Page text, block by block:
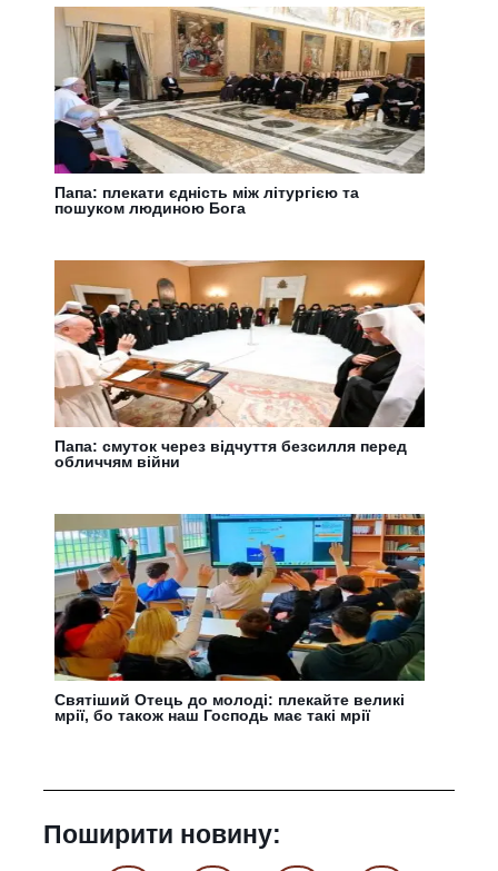
Папа: плекати єдність між літургією та
пошуком людиною Бога
Папа: смуток через відчуття безсилля перед
обличчям війни
Святіший Отець до молоді: плекайте великі
мрії, бо також наш Господь має такі мрії
Поширити новину: